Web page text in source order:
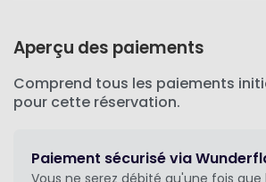
Aperçu des paiements
Comprend tous les paiements
pour cette réservation.
Paiement sécurisé via
Vous ne serez débité qu'une fois